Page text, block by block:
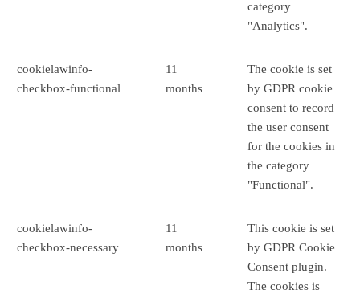
category
"Analytics".
cookielawinfo-
checkbox-functional
11
months
The cookie is set
by GDPR cookie
consent to record
the user consent
for the cookies in
the category
"Functional".
cookielawinfo-
checkbox-necessary
11
months
This cookie is set
by GDPR Cookie
Consent plugin.
The cookies is